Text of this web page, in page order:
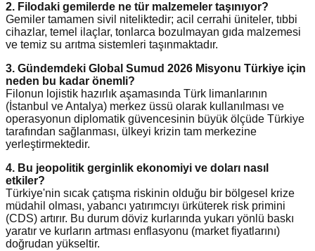
2. Filodaki gemilerde ne tür malzemeler taşınıyor?
Gemiler tamamen sivil niteliktedir; acil cerrahi üniteler, tıbbi
cihazlar, temel ilaçlar, tonlarca bozulmayan gıda malzemesi
ve temiz su arıtma sistemleri taşınmaktadır.
3. Gündemdeki Global Sumud 2026 Misyonu Türkiye için
neden bu kadar önemli?
Filonun lojistik hazırlık aşamasında Türk limanlarının
(İstanbul ve Antalya) merkez üssü olarak kullanılması ve
operasyonun diplomatik güvencesinin büyük ölçüde Türkiye
tarafından sağlanması, ülkeyi krizin tam merkezine
yerleştirmektedir.
4. Bu jeopolitik gerginlik ekonomiyi ve doları nasıl
etkiler?
Türkiye'nin sıcak çatışma riskinin olduğu bir bölgesel krize
müdahil olması, yabancı yatırımcıyı ürküterek risk primini
(CDS) artırır. Bu durum döviz kurlarında yukarı yönlü baskı
yaratır ve kurların artması enflasyonu (market fiyatlarını)
doğrudan yükseltir.